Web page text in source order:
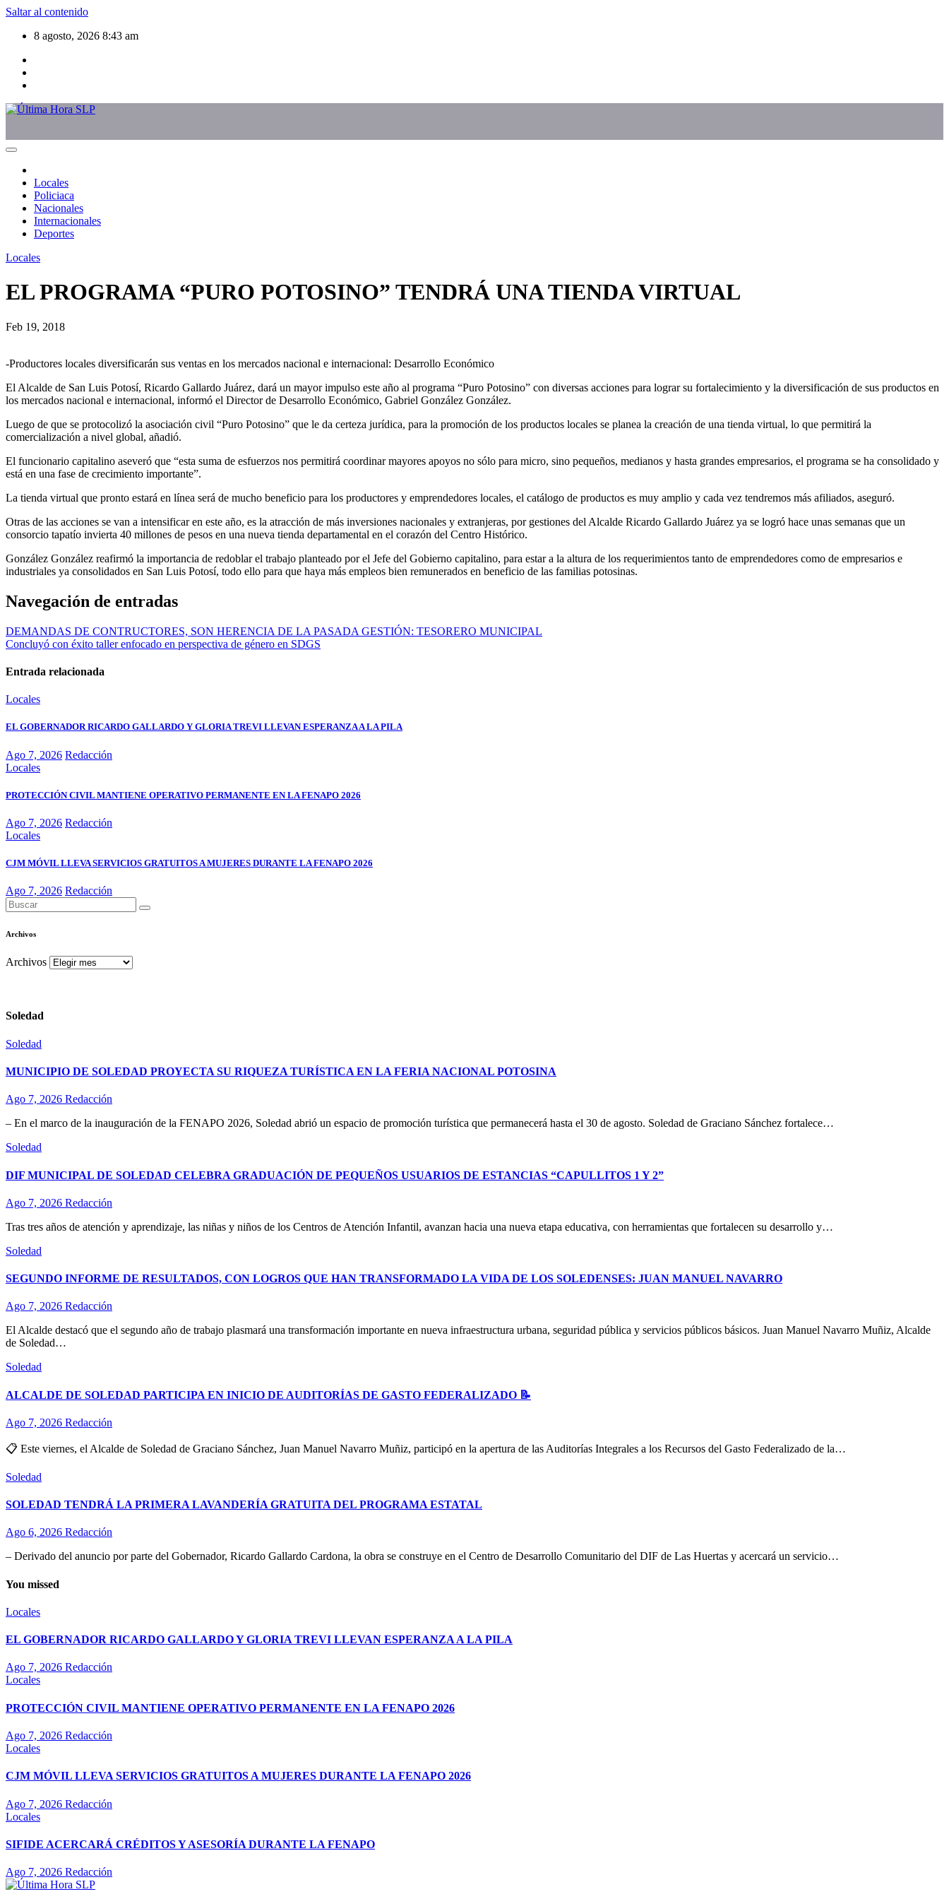
Saltar al contenido
8 agosto, 2026 8:43 am
Locales
Policiaca
Nacionales
Internacionales
Deportes
Locales
EL PROGRAMA “PURO POTOSINO” TENDRÁ UNA TIENDA VIRTUAL
Feb 19, 2018
-Productores locales diversificarán sus ventas en los mercados nacional e internacional: Desarrollo Económico
El Alcalde de San Luis Potosí, Ricardo Gallardo Juárez, dará un mayor impulso este año al programa “Puro Potosino” con diversas acciones para lograr su fortalecimiento y la diversificación de sus productos en
los mercados nacional e internacional, informó el Director de Desarrollo Económico, Gabriel González González.
Luego de que se protocolizó la asociación civil “Puro Potosino” que le da certeza jurídica, para la promoción de los productos locales se planea la creación de una tienda virtual, lo que permitirá la
comercialización a nivel global, añadió.
El funcionario capitalino aseveró que “esta suma de esfuerzos nos permitirá coordinar mayores apoyos no sólo para micro, sino pequeños, medianos y hasta grandes empresarios, el programa se ha consolidado y
está en una fase de crecimiento importante”.
La tienda virtual que pronto estará en línea será de mucho beneficio para los productores y emprendedores locales, el catálogo de productos es muy amplio y cada vez tendremos más afiliados, aseguró.
Otras de las acciones se van a intensificar en este año, es la atracción de más inversiones nacionales y extranjeras, por gestiones del Alcalde Ricardo Gallardo Juárez ya se logró hace unas semanas que un
consorcio tapatío invierta 40 millones de pesos en una nueva tienda departamental en el corazón del Centro Histórico.
González González reafirmó la importancia de redoblar el trabajo planteado por el Jefe del Gobierno capitalino, para estar a la altura de los requerimientos tanto de emprendedores como de empresarios e
industriales ya consolidados en San Luis Potosí, todo ello para que haya más empleos bien remunerados en beneficio de las familias potosinas.
Navegación de entradas
DEMANDAS DE CONTRUCTORES, SON HERENCIA DE LA PASADA GESTIÓN: TESORERO MUNICIPAL
Concluyó con éxito taller enfocado en perspectiva de género en SDGS
Entrada relacionada
Locales
EL GOBERNADOR RICARDO GALLARDO Y GLORIA TREVI LLEVAN ESPERANZA A LA PILA
Ago 7, 2026 Redacción
Locales
PROTECCIÓN CIVIL MANTIENE OPERATIVO PERMANENTE EN LA FENAPO 2026
Ago 7, 2026 Redacción
Locales
CJM MÓVIL LLEVA SERVICIOS GRATUITOS A MUJERES DURANTE LA FENAPO 2026
Ago 7, 2026 Redacción
Archivos
Archivos
Soledad
Soledad
MUNICIPIO DE SOLEDAD PROYECTA SU RIQUEZA TURÍSTICA EN LA FERIA NACIONAL POTOSINA
Ago 7, 2026 Redacción
– En el marco de la inauguración de la FENAPO 2026, Soledad abrió un espacio de promoción turística que permanecerá hasta el 30 de agosto. Soledad de Graciano Sánchez fortalece…
Soledad
DIF MUNICIPAL DE SOLEDAD CELEBRA GRADUACIÓN DE PEQUEÑOS USUARIOS DE ESTANCIAS “CAPULLITOS 1 Y 2”
Ago 7, 2026 Redacción
Tras tres años de atención y aprendizaje, las niñas y niños de los Centros de Atención Infantil, avanzan hacia una nueva etapa educativa, con herramientas que fortalecen su desarrollo y…
Soledad
SEGUNDO INFORME DE RESULTADOS, CON LOGROS QUE HAN TRANSFORMADO LA VIDA DE LOS SOLEDENSES: JUAN MANUEL NAVARRO
Ago 7, 2026 Redacción
El Alcalde destacó que el segundo año de trabajo plasmará una transformación importante en nueva infraestructura urbana, seguridad pública y servicios públicos básicos. Juan Manuel Navarro Muñiz, Alcalde
de Soledad…
Soledad
ALCALDE DE SOLEDAD PARTICIPA EN INICIO DE AUDITORÍAS DE GASTO FEDERALIZADO 📝
Ago 7, 2026 Redacción
📋 Este viernes, el Alcalde de Soledad de Graciano Sánchez, Juan Manuel Navarro Muñiz, participó en la apertura de las Auditorías Integrales a los Recursos del Gasto Federalizado de la…
Soledad
SOLEDAD TENDRÁ LA PRIMERA LAVANDERÍA GRATUITA DEL PROGRAMA ESTATAL
Ago 6, 2026 Redacción
– Derivado del anuncio por parte del Gobernador, Ricardo Gallardo Cardona, la obra se construye en el Centro de Desarrollo Comunitario del DIF de Las Huertas y acercará un servicio…
You missed
Locales
EL GOBERNADOR RICARDO GALLARDO Y GLORIA TREVI LLEVAN ESPERANZA A LA PILA
Ago 7, 2026 Redacción
Locales
PROTECCIÓN CIVIL MANTIENE OPERATIVO PERMANENTE EN LA FENAPO 2026
Ago 7, 2026 Redacción
Locales
CJM MÓVIL LLEVA SERVICIOS GRATUITOS A MUJERES DURANTE LA FENAPO 2026
Ago 7, 2026 Redacción
Locales
SIFIDE ACERCARÁ CRÉDITOS Y ASESORÍA DURANTE LA FENAPO
Ago 7, 2026 Redacción